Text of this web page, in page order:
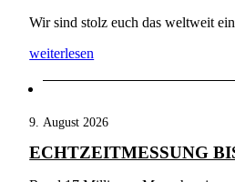
Wir sind stolz euch das weltweit
weiterlesen
9. August 2026
ECHTZEITMESSUNG